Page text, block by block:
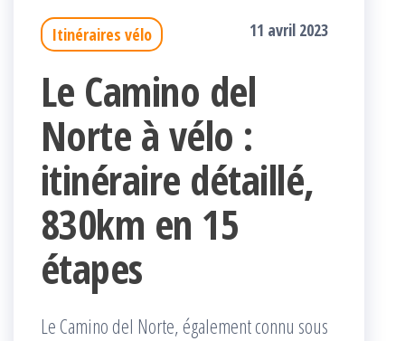
Itinéraires vélo 11 avril 2023
Le Camino del
Norte à vélo :
itinéraire détaillé,
830km en 15
étapes
Le Camino del Norte, également connu sous